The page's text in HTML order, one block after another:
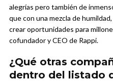
alegrías pero también de
que con una mezcla de
crear oportunidades para
cofundador y CEO de Rappi.
¿Qué otras
dentro del listado